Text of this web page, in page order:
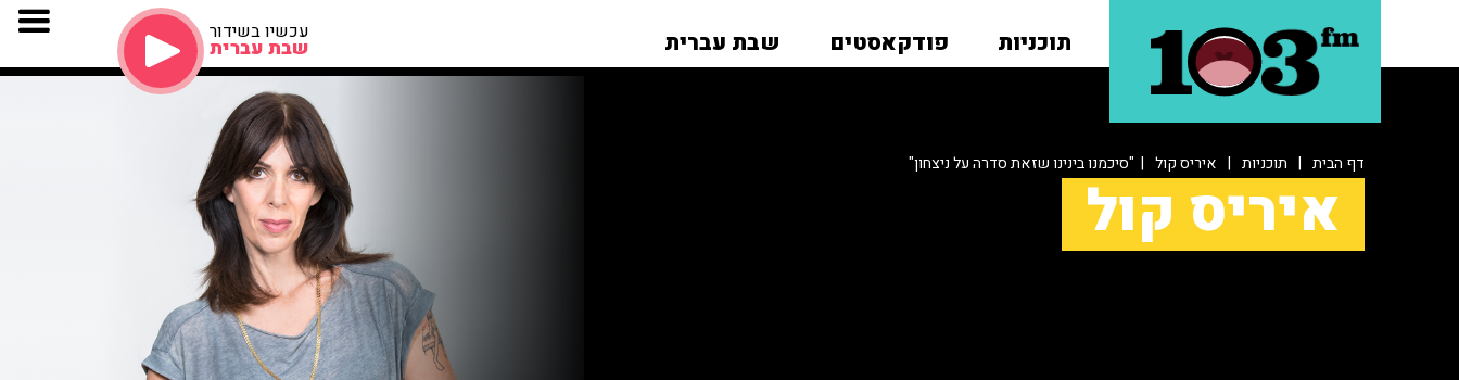
תוכניות פודקאסטים שבת עברית עכשיו בשידור
שבת עברית
דף הבית | תוכניות | איריס קול | "סיכמנו בינינו שזאת סדרה על ניצחון"
איריס קול